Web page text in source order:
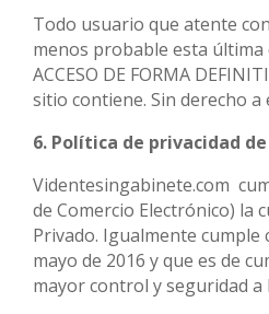
Todo usuario que atente
menos probable esta última
ACCESO DE FORMA
sitio contiene. Sin derecho
6. Política de privacidad
Videntesingabinete.com
de Comercio Electrónico) la
Privado. Igualmente cumple
mayo de 2016 y que es de
mayor control y seguridad